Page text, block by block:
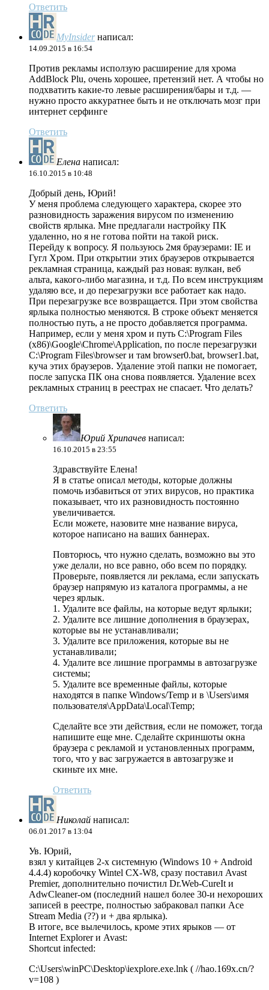
Ответить
MyInsider написал:
14.09.2015 в 16:54
Против рекламы исползую расширение для хрома
AddBlock Plu, очень хорошее, претензий нет. А чтобы но
подхватить какие-то левые расширения/бары и т.д. —
нужно просто аккуратнее быть и не отключать мозг при
интернет серфинге
Ответить
Елена написал:
16.10.2015 в 10:48
Добрый день, Юрий!
У меня проблема следующего характера, скорее это
разновидность заражения вирусом по изменению
свойств ярлыка. Мне предлагали настройку ПК
удаленно, но я не готова пойти на такой риск.
Перейду к вопросу. Я пользуюсь 2мя браузерами: IE и
Гугл Хром. При открытии этих браузеров открывается
рекламная страница, каждый раз новая: вулкан, веб
альта, какого-либо магазина, и т.д. По всем инструкциям
удаляю все, и до перезагрузки все работает как надо.
При перезагрузке все возвращается. При этом свойства
ярлыка полностью меняются. В строке объект меняется
полностью путь, а не просто добавляется программа.
Например, если у меня хром и путь C:\Program Files
(x86)\Google\Chrome\Application, по после перезагрузки
C:\Program Files\browser и там browser0.bat, browser1.bat,
куча этих браузеров. Удаление этой папки не помогает,
после запуска ПК она снова появляется. Удаление всех
рекламных страниц в реестрах не спасает. Что делать?
Ответить
Юрий Хрипачев написал:
16.10.2015 в 23:55
Здравствуйте Елена!
Я в статье описал методы, которые должны
помочь избавиться от этих вирусов, но практика
показывает, что их разновидность постоянно
увеличивается.
Если можете, назовите мне название вируса,
которое написано на ваших баннерах.
Повторюсь, что нужно сделать, возможно вы это
уже делали, но все равно, обо всем по порядку.
Проверьте, появляется ли реклама, если запускать
браузер напрямую из каталога программы, а не
через ярлык.
1. Удалите все файлы, на которые ведут ярлыки;
2. Удалите все лишние дополнения в браузерах,
которые вы не устанавливали;
3. Удалите все приложения, которые вы не
устанавливали;
4. Удалите все лишние программы в автозагрузке
системы;
5. Удалите все временные файлы, которые
находятся в папке Windows/Temp и в \Users\имя
пользователя\AppData\Local\Temp;
Сделайте все эти действия, если не поможет, тогда
напишите еще мне. Сделайте скриншоты окна
браузера с рекламой и установленных программ,
того, что у вас загружается в автозагрузке и
скиньте их мне.
Ответить
Николай написал:
06.01.2017 в 13:04
Ув. Юрий,
взял у китайцев 2-х системную (Windows 10 + Android
4.4.4) коробочку Wintel CX-W8, сразу поставил Avast
Premier, дополнительно почистил Dr.Web-CureIt и
AdwCleaner-ом (последний нашел более 30-и нехороших
записей в реестре, полностью забраковал папки Ace
Stream Media (??) и + два ярлыка).
В итоге, все вылечилось, кроме этих ярыков — от
Internet Explorer и Avast:
Shortcut infected:
C:\Users\winPC\Desktop\iexplore.exe.lnk ( //hao.169x.cn/?
v=108 )